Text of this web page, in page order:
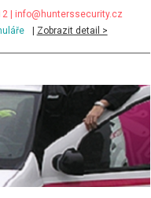
| info@hunterssecurity.cz
Zobrazit detail >